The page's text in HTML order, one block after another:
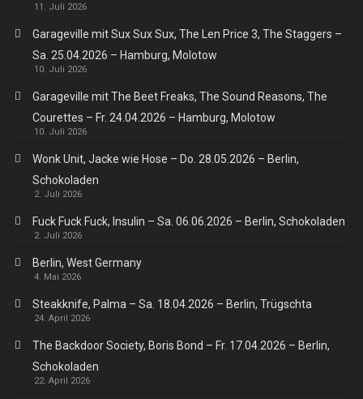
11. Juli 2026
Garageville mit Sux Sux Sux, The Len Price 3, The Staggers –
Sa. 25.04.2026 – Hamburg, Molotow
10. Juli 2026
Garageville mit The Beet Freaks, The Sound Reasons, The
Courettes – Fr. 24.04.2026 – Hamburg, Molotow
10. Juli 2026
Wonk Unit, Jacke wie Hose – Do. 28.05.2026 – Berlin,
Schokoladen
2. Juli 2026
Fuck Fuck Fuck, Insulin – Sa. 06.06.2026 – Berlin, Schokoladen
2. Juli 2026
Berlin, West Germany
4. Mai 2026
Steakknife, Palma – Sa. 18.04.2026 – Berlin, Trügschta
24. April 2026
The Backdoor Society, Boris Bond – Fr. 17.04.2026 – Berlin,
Schokoladen
22. April 2026